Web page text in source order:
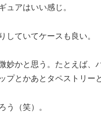
ュアはいい感じ。
していてケースも良い。
妙かと思う。たとえば、
プとかあとタペストリー
う（笑）。